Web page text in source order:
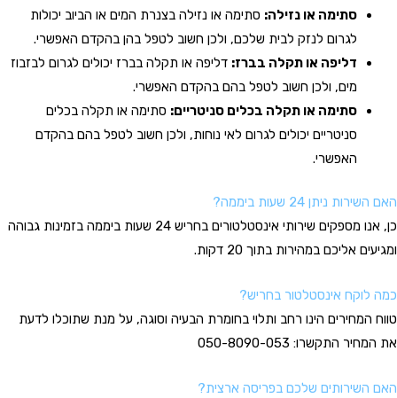
סתימה או נזילה: סתימה או נזילה בצנרת המים או הביוב יכולות
לגרום לנזק לבית שלכם, ולכן חשוב לטפל בהן בהקדם האפשרי.
דליפה או תקלה בברז: דליפה או תקלה בברז יכולים לגרום לבזבוז
מים, ולכן חשוב לטפל בהם בהקדם האפשרי.
סתימה או תקלה בכלים סניטריים: סתימה או תקלה בכלים
סניטריים יכולים לגרום לאי נוחות, ולכן חשוב לטפל בהם בהקדם
האפשרי.
האם השירות ניתן 24 שעות ביממה?
כן, אנו מספקים שירותי אינסטלטורים בחריש 24 שעות ביממה בזמינות גבוהה
ומגיעים אליכם במהירות בתוך 20 דקות.
כמה לוקח אינסטלטור בחריש?
טווח המחירים הינו רחב ותלוי בחומרת הבעיה וסוגה, על מנת שתוכלו לדעת
את המחיר התקשרו: 050-8090-053
האם השירותים שלכם בפריסה ארצית?